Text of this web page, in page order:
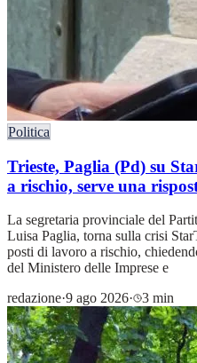
Politica
Trieste, Paglia (Pd) su
a rischio, serve una
La segretaria provinciale del
Luisa Paglia, torna sulla crisi
posti di lavoro a rischio,
del Ministero delle Imprese e
redazione·9 ago 2026· 3 min